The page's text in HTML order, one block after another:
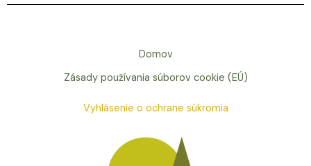
Domov
Zásady používania súborov cookie (EÚ)
Vyhlásenie o ochrane súkromia